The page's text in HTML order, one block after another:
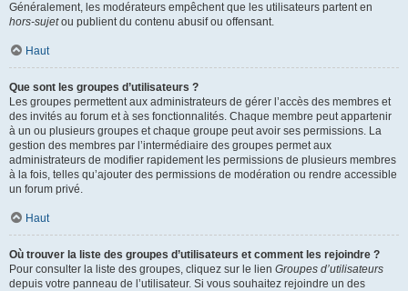
Généralement, les modérateurs empêchent que les utilisateurs partent en
hors-sujetou publient du contenu abusif ou offensant.
Haut
Que sont les groupes d’utilisateurs ?
Les groupes permettent aux administrateurs de gérer l’accès des membres et
des invités au forum et à ses fonctionnalités. Chaque membre peut appartenir
à un ou plusieurs groupes et chaque groupe peut avoir ses permissions. La
gestion des membres par l’intermédiaire des groupes permet aux
administrateurs de modifier rapidement les permissions de plusieurs membres
à la fois, telles qu’ajouter des permissions de modération ou rendre accessible
un forum privé.
Haut
Où trouver la liste des groupes d’utilisateurs et comment les rejoindre ?
Pour consulter la liste des groupes, cliquez sur le lien Groupes d’utilisateurs
depuis votre panneau de l’utilisateur. Si vous souhaitez rejoindre un des